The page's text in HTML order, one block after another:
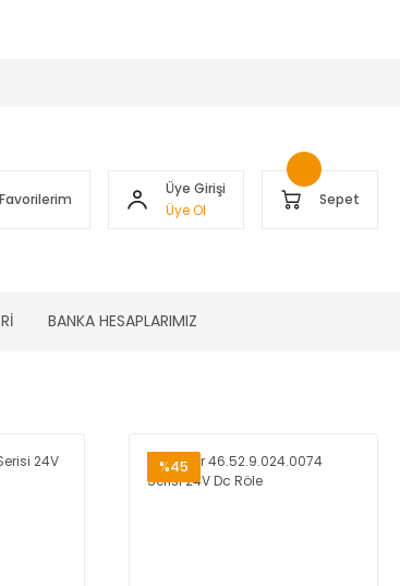
Favorilerim
Üye Girişi
Üye Ol
Sepet
BANKA HESAPLARIMIZ
%45